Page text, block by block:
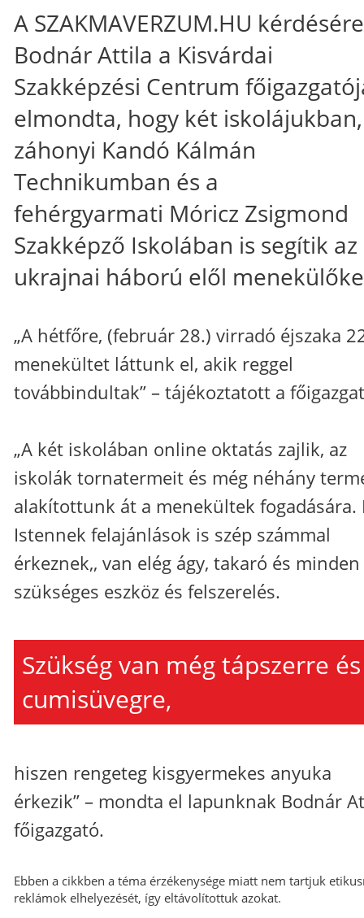
A SZAKMAVERZUM.HU kérdésére
Bodnár Attila a Kisvárdai
Szakképzési Centrum
elmondta, hogy két
záhonyi Kandó Kálmán
Technikumban és a
fehérgyarmati Móricz Zsigmond
Szakképző Iskolában is segítik az
ukrajnai háború elől
„A hétfőre, (február 28.) virradó éjszaka
menekültet láttunk el, akik reggel
továbbindultak” – tájékoztatott a
„A két iskolában online oktatás zajlik, az
iskolák tornatermeit és még néhány
alakítottunk át a menekültek fogadására.
Istennek felajánlások is szép számmal
érkeznek,, van elég ágy, takaró és minden
szükséges eszköz és felszerelés.
Szükség van még tápszerre és
cumisüvegre,
hiszen rengeteg kisgyermekes anyuka
érkezik” – mondta el lapunknak Bodnár
főigazgató.
Ebben a cikkben a téma érzékenysége miatt nem tartjuk
reklámok elhelyezését, így eltávolítottuk azokat.